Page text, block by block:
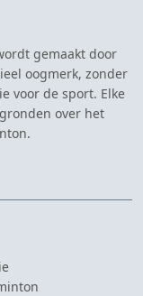
gemaakt door
oogmerk, zonder
voor de sport. Elke
over het